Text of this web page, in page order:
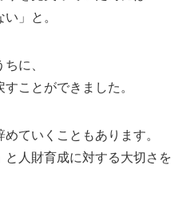
」と。
に、
ことができました。
ていくこともあります。
人財育成に対する大切さを